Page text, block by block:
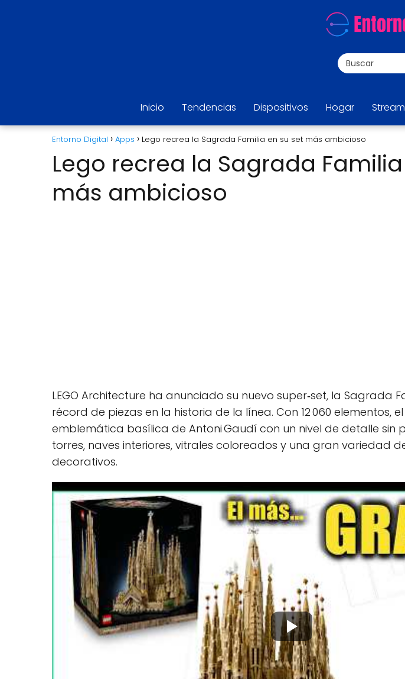
Inicio Tendencias Dispositivos Hogar
Entorno Digital Apps Lego recrea la Sagrada Familia en su set más ambicioso
Lego recrea la Sagrada
más ambicioso
LEGO Architecture ha anunciado su nuevo super‑set, la Sagrada
récord de piezas en la historia de la línea. Con 12 060 elementos,
emblemática basílica de Antoni Gaudí con un nivel de detalle sin
torres, naves interiores, vitrales coloreados y una gran variedad
decorativos.